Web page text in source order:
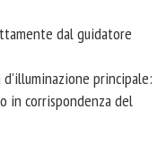
dal guidatore
principale:
in corrispondenza del